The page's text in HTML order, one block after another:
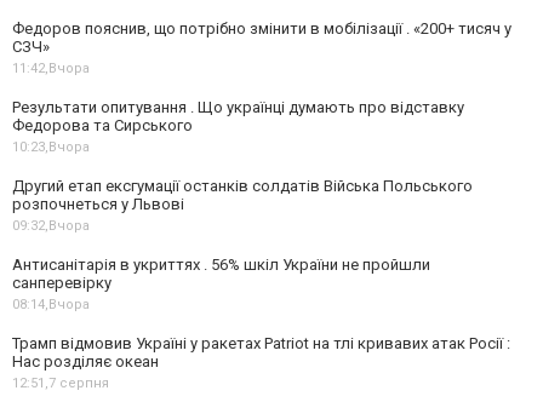
Федоров пояснив, що потрібно змінити в мобілізації . «200+ тисяч у
СЗЧ»
11:42, Вчора
Результати опитування . Що українці думають про відставку
Федорова та Сирського
10:23, Вчора
Другий етап ексгумації останків солдатів Війська Польського
розпочнеться у Львові
09:32, Вчора
Антисанітарія в укриттях . 56% шкіл України не пройшли
санперевірку
08:14, Вчора
Трамп відмовив Україні у ракетах Patriot на тлі кривавих атак Росії :
Нас розділяє океан
12:51,7 серпня